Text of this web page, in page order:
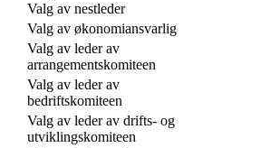
Valg av nestleder
Valg av økonomiansvarlig
Valg av leder av
arrangementskomiteen
Valg av leder av
bedriftskomiteen
Valg av leder av drifts- og
utviklingskomiteen